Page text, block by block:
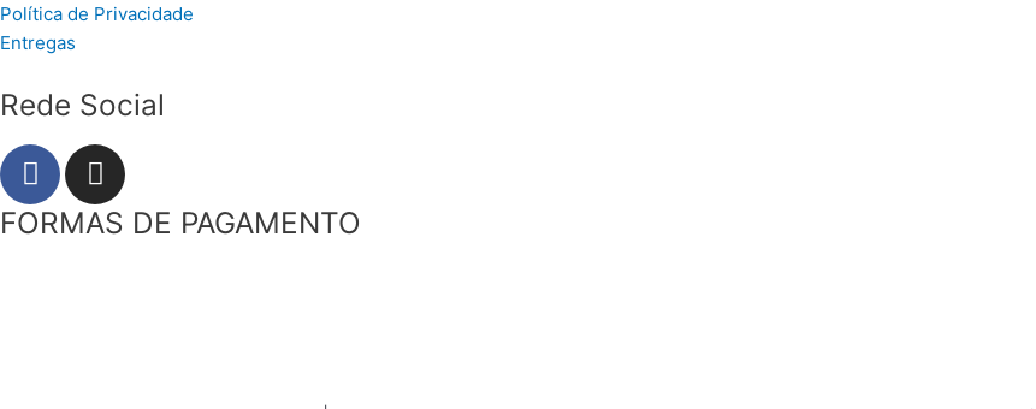
Política de Privacidade
Entregas
Rede Social
F
a
c
I
n
s
FORMAS DE PAGAMENTO